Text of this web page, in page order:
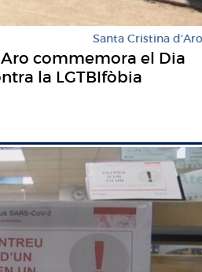
Santa Cristina d'Aro
commemora el Dia
la LGTBIfòbia